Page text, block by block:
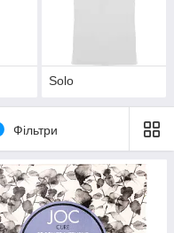
Solo
Фільтри